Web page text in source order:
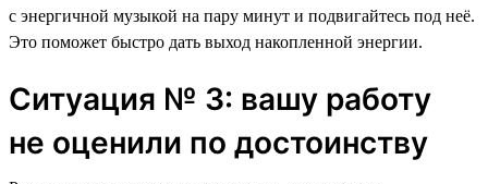
с энергичной музыкой на пару минут и подвигайтесь под неё.
Это поможет быстро дать выход накопленной энергии.
Ситуация № 3: вашу работу
не оценили по достоинству